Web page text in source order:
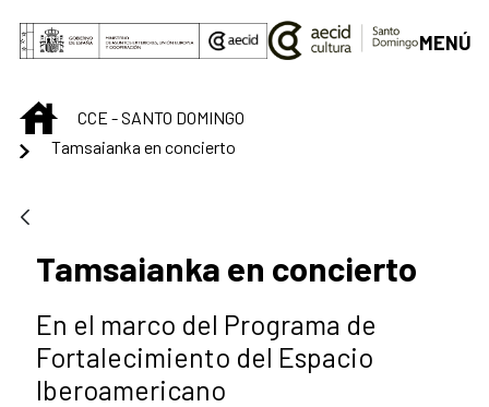
Saltar al contenido principal
MENÚ
INICIOCCE - SANTO DOMINGO
Tamsaianka en concierto
Tamsaianka en concierto
En el marco del Programa de
Fortalecimiento del Espacio
Iberoamericano